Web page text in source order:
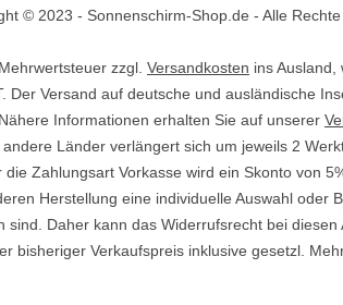
© 2023 - Sonnenschirm-Shop.de - Alle
zzgl. Versandkosten ins Ausland,
Versand auf deutsche und ausländische
Informationen erhalten Sie auf unserer
Länder verlängert sich um jeweils 2
die Zahlungsart Vorkasse wird ein Skonto von
Herstellung eine individuelle Auswahl
Daher kann das Widerrufsrecht bei
bisheriger Verkaufspreis inklusive gesetzl.